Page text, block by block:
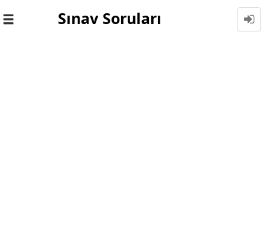
Toggle
Sınav Soruları